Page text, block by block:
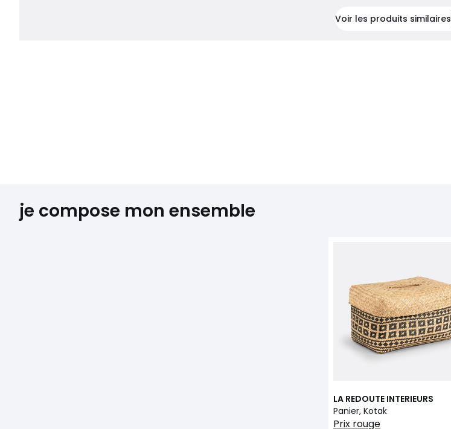
Voir les produits similaires
je compose mon ensemble
LA REDOUTE INTERIEURS
Panier, Kotak
prix rouge